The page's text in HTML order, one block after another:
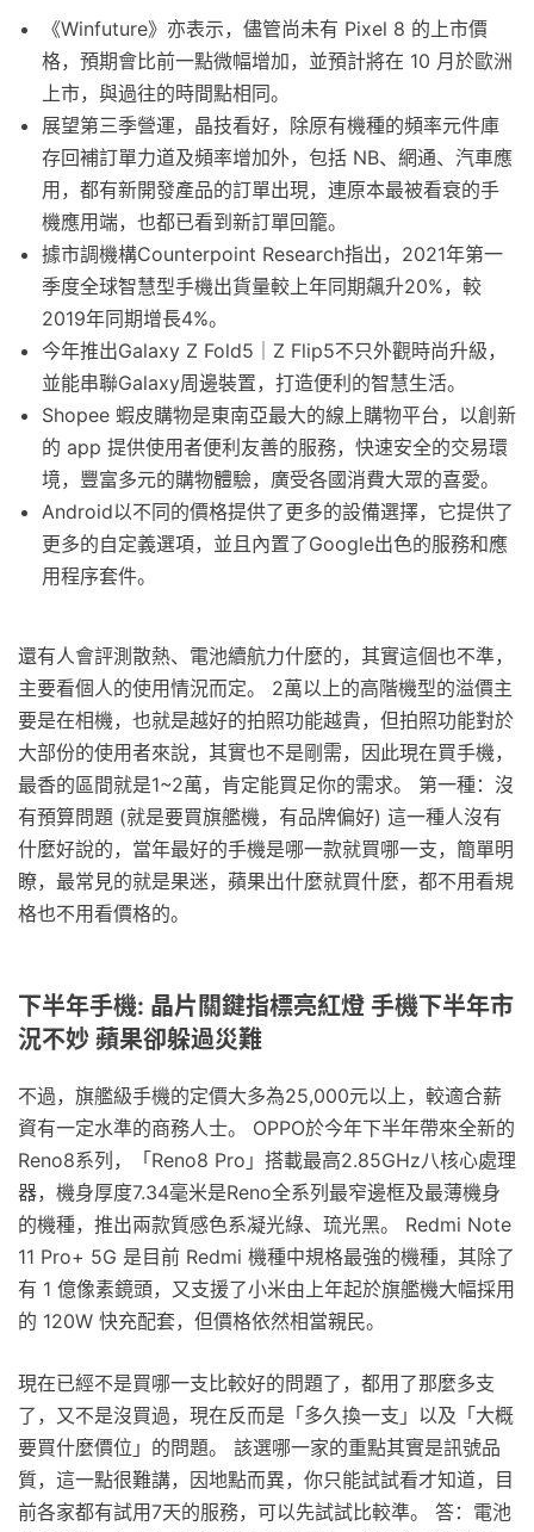
《Winfuture》亦表示，儘管尚未有 Pixel 8 的上市價
格，預期會比前一點微幅增加，並預計將在 10 月於歐洲
上市，與過往的時間點相同。
展望第三季營運，晶技看好，除原有機種的頻率元件庫
存回補訂單力道及頻率增加外，包括 NB、網通、汽車應
用，都有新開發產品的訂單出現，連原本最被看衰的手
機應用端，也都已看到新訂單回籠。
據市調機構Counterpoint Research指出，2021年第一
季度全球智慧型手機出貨量較上年同期飆升20%，較
2019年同期增長4%。
今年推出Galaxy Z Fold5｜Z Flip5不只外觀時尚升級，
並能串聯Galaxy周邊裝置，打造便利的智慧生活。
Shopee 蝦皮購物是東南亞最大的線上購物平台，以創新
的 app 提供使用者便利友善的服務，快速安全的交易環
境，豐富多元的購物體驗，廣受各國消費大眾的喜愛。
Android以不同的價格提供了更多的設備選擇，它提供了
更多的自定義選項，並且內置了Google出色的服務和應
用程序套件。
還有人會評測散熱、電池續航力什麼的，其實這個也不準，
主要看個人的使用情況而定。 2萬以上的高階機型的溢價主
要是在相機，也就是越好的拍照功能越貴，但拍照功能對於
大部份的使用者來說，其實也不是剛需，因此現在買手機，
最香的區間就是1~2萬，肯定能買足你的需求。 第一種：沒
有預算問題 (就是要買旗艦機，有品牌偏好) 這一種人沒有
什麼好說的，當年最好的手機是哪一款就買哪一支，簡單明
瞭，最常見的就是果迷，蘋果出什麼就買什麼，都不用看規
格也不用看價格的。
下半年手機: 晶片關鍵指標亮紅燈 手機下半年市
況不妙 蘋果卻躲過災難
不過，旗艦級手機的定價大多為25,000元以上，較適合薪
資有一定水準的商務人士。 OPPO於今年下半年帶來全新的
Reno8系列，「Reno8 Pro」搭載最高2.85GHz八核心處理
器，機身厚度7.34毫米是Reno全系列最窄邊框及最薄機身
的機種，推出兩款質感色系凝光綠、琉光黑。 Redmi Note
11 Pro+ 5G 是目前 Redmi 機種中規格最強的機種，其除了
有 1 億像素鏡頭，又支援了小米由上年起於旗艦機大幅採用
的 120W 快充配套，但價格依然相當親民。
現在已經不是買哪一支比較好的問題了，都用了那麼多支
了，又不是沒買過，現在反而是「多久換一支」以及「大概
要買什麼價位」的問題。 該選哪一家的重點其實是訊號品
質，這一點很難講，因地點而異，你只能試試看才知道，目
前各家都有試用7天的服務，可以先試試比較準。 答：電池